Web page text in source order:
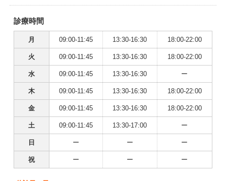
診療時間
月 09:00-11:45 13:30-16:30 18:00-22:00
火 09:00-11:45 13:30-16:30 18:00-22:00
水 09:00-11:45 13:30-16:30 ー
木 09:00-11:45 13:30-16:30 18:00-22:00
金 09:00-11:45 13:30-16:30 18:00-22:00
土 09:00-11:45 13:30-17:00 ー
日 ー ー ー
祝 ー ー ー